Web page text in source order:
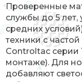
Проверенные
службы до 5
средних
техники с
Controltac серии
монтаже). Для
добавляют